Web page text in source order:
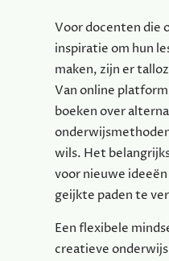
Voor docenten die
inspiratie om hun
maken, zijn er
Van online
boeken over
wils. Het
voor nieuwe
geijkte paden te
Een flexibele
creatieve